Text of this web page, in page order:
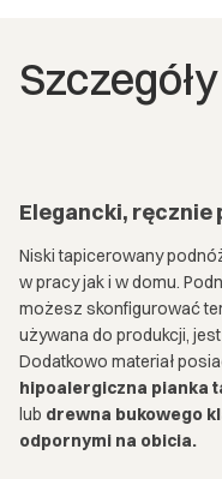
Elegancki, ręcznie
Niski tapicerowany
w pracy jak i w domu.
możesz skonfigurować
używana do produkcji, jest
Dodatkowo materiał
hipoalergiczna pianka
lub drewna bukowego
odpornymi na obicia.